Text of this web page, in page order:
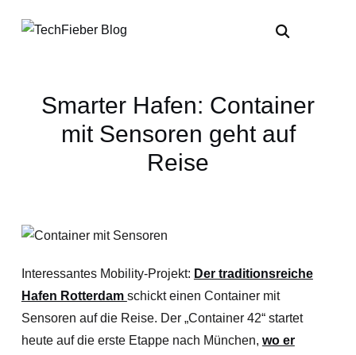
Smarter Hafen: Container
mit Sensoren geht auf
Reise
Interessantes Mobility-Projekt: Der traditionsreiche
Hafen Rotterdam schickt einen Container mit
Sensoren auf die Reise. Der „Container 42“ startet
heute auf die erste Etappe nach München, wo er